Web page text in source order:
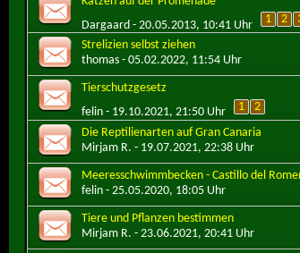
Dargaard - 20.05.2013, 10:41 Uhr 1 2
Strelizien selbst ziehen
thomas - 05.02.2022, 11:54 Uhr
Tierschutzgesetz
felin - 19.10.2021, 21:50 Uhr 1 2
Die Reptilienarten auf Gran Canaria
Mirjam R. - 19.07.2021, 22:38 Uhr
Meeresschwimmbecken - Castillo del
felin - 25.05.2020, 18:05 Uhr
Tiere und Pflanzen bestimmen
Mirjam R. - 23.06.2021, 20:41 Uhr